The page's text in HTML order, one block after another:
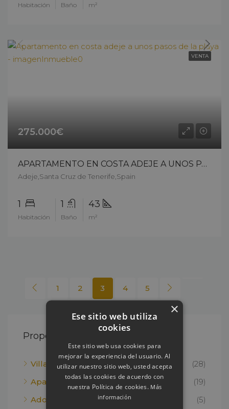
Habitación Baño m²
VENTA
275.000€
APARTAMENTO EN COSTA ADEJE A UNOS PASOS DE LA PLAYA – 9306cp25
Adeje,Santa Cruz de Tenerife,Spain
1
Habitación
1
Baño
43
m²
1 2 3 4 5
Property Type
Villas
(28)
Apartamento
(19)
Adosado
(5)
×
Ese sitio web utiliza
cookies
Este sitio web usa cookies para
mejorar la experiencia del usuario. Al
utilizar nuestro sitio web, usted acepta
todas las cookies de acuerdo con
nuestra Política de cookies. Más
información